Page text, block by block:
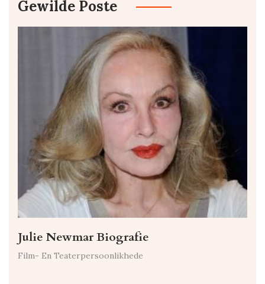
Gewilde Poste
Julie Newmar Biografie
Film- En Teaterpersoonlikhede